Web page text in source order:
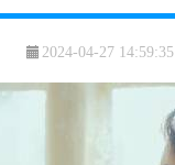
2024-04-27 14:59:35